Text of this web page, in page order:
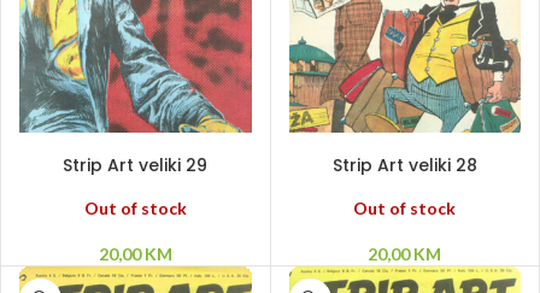
Strip Art veliki 29
Out of stock
20,00KM
Strip Art veliki 28
Out of stock
20,00KM